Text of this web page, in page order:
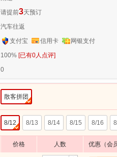
请提前3天预订
汽车往返
支付宝 信用卡
网银支付
100% [已有0人点评]
0
散客拼团
8/12 8/13 8/14 8/15 8/16
价格 人数 优惠（会